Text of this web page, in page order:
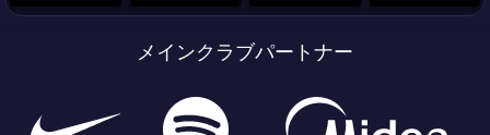
チケット
順位表
トップチーム
plusicon
label.aria.plus
スケジュール
チケット
メインクラブパートナー